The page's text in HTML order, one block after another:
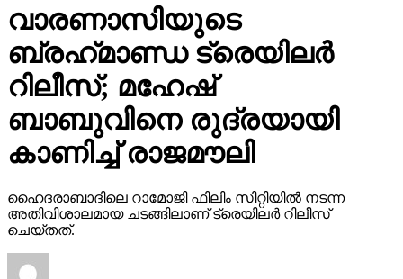
വാരണാസിയുടെ
ബ്രഹ്‌മാണ്ഡ ട്രെയിലര്‍
റിലീസ്; മഹേഷ്
ബാബുവിനെ രുദ്രയായി
കാണിച്ച് രാജമൗലി
ഹൈദരാബാദിലെ റാമോജി ഫിലിം സിറ്റിയില്‍ നടന്ന
അതിവിശാലമായ ചടങ്ങിലാണ് ട്രെയിലര്‍ റിലീസ്
ചെയ്തത്.